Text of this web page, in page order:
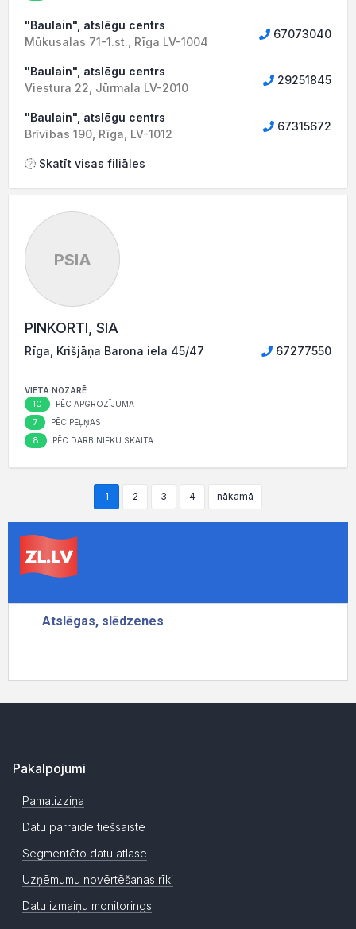
"Baulain", atslēgu centrs
Mūkusalas 71-1.st., Rīga LV-1004
67073040
"Baulain", atslēgu centrs
Viestura 22, Jūrmala LV-2010
29251845
"Baulain", atslēgu centrs
Brīvības 190, Rīga, LV-1012
67315672
Skatīt visas filiāles
PSIA
PINKORTI, SIA
Rīga, Krišjāņa Barona iela 45/47 67277550
VIETA NOZARĒ
10 PĒC APGROZĪJUMA
7 PĒC PEĻŅAS
8 PĒC DARBINIEKU SKAITA
1 2 3 4 nākamā
Pakalpojumi
Pamatizziņa
Datu pārraide tiešsaistē
Segmentēto datu atlase
Uzņēmumu novērtēšanas rīki
Datu izmaiņu monitorings